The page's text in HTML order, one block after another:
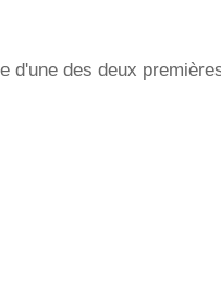
d'une des deux